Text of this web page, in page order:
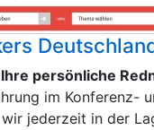
persönliche
im Konferenz-
jederzeit in der